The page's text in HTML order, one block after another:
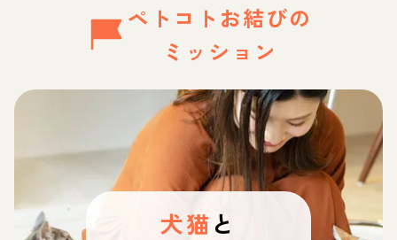
ペトコトお結びの
ミッション
犬猫 と